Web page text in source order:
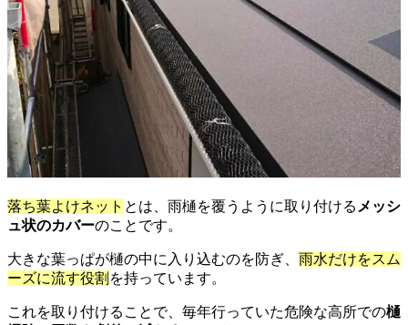
落ち葉よけネット とは、雨樋を覆うように取り付ける メッシ
ュ状のカバーのことです。
大きな葉っぱが樋の中に入り込むのを防ぎ、 雨水だけをスム
ーズに流す役割 を持っています。
これを取り付けることで、毎年行っていた危険な高所での樋